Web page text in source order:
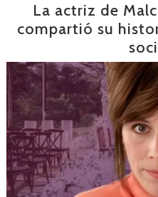
La actriz de
compartió su